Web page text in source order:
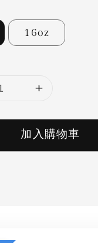
16oz
加入購物車